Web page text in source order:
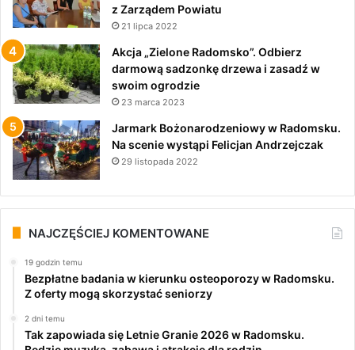
z Zarządem Powiatu
21 lipca 2022
Akcja „Zielone Radomsko”. Odbierz
darmową sadzonkę drzewa i zasadź w
swoim ogrodzie
23 marca 2023
Jarmark Bożonarodzeniowy w Radomsku.
Na scenie wystąpi Felicjan Andrzejczak
29 listopada 2022
NAJCZĘŚCIEJ KOMENTOWANE
19 godzin temu
Bezpłatne badania w kierunku osteoporozy w Radomsku.
Z oferty mogą skorzystać seniorzy
2 dni temu
Tak zapowiada się Letnie Granie 2026 w Radomsku.